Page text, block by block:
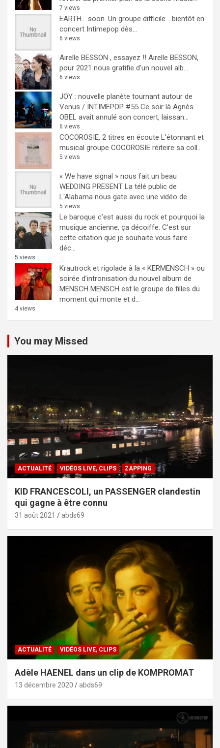
7 views
EARTH… soon. Un groupe difficile ...bientôt en
concert Intimepop dès...
6 views
Airelle BESSON , essayez !! Airelle BESSON,
pour 2021 nous gratifie d'un nouvel alb...
6 views
JOY : nouvelle planète tournant autour de
Venus / INTIMEPOP #55 Ce soir là Agnès
OBEL avait annulé son concert, laissan...
6 views
COCOROSIE, 2 titres en écoute L'étonnant et
musical groupe COCOROSIE réiteire sa coll...
5 views
« We have signal » nous fait un beau
WEDDING PRESENT La télé public de
L'Alabama nous gate avec une vidéo de...
5 views
Le baroque c’est aussi du rock et pourquoi la
musique ancienne, ça décoiffe. C'est sur
cette citation que je souhaite vous faire
déc...
5 views
Krautrock et rigolade à la « KERMENSCH » ou
soirée d’intronisation du nouvel album de
MENSCH MENSCH est le groupe de filles du
moment qui monte et d...
4 views
You may Missed
ACTUALITÉ VIDÉOS LIVE, CLIPS ZAPPING
KID FRANCESCOLI, un PASSENGER clandestin
qui gagne à être connu
31 août 2021 abds69
ACTUALITÉ VIDÉOS LIVE, CLIPS
Adèle HAENEL dans un clip de KOMPROMAT
13 décembre 2020 abds69